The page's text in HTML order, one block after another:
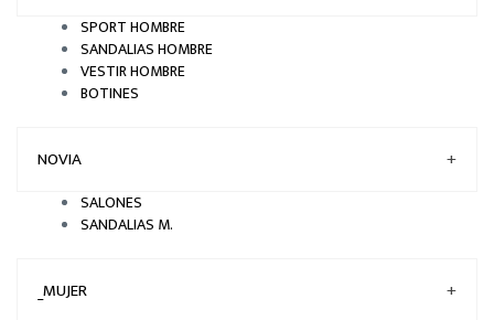
SPORT HOMBRE
SANDALIAS HOMBRE
VESTIR HOMBRE
BOTINES
NOVIA +
SALONES
SANDALIAS M.
_MUJER +